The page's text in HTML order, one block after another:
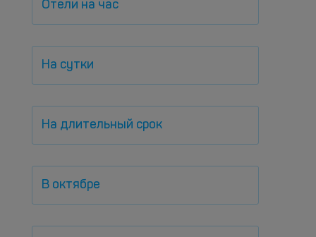
Отели на час
На сутки
На длительный срок
В октябре